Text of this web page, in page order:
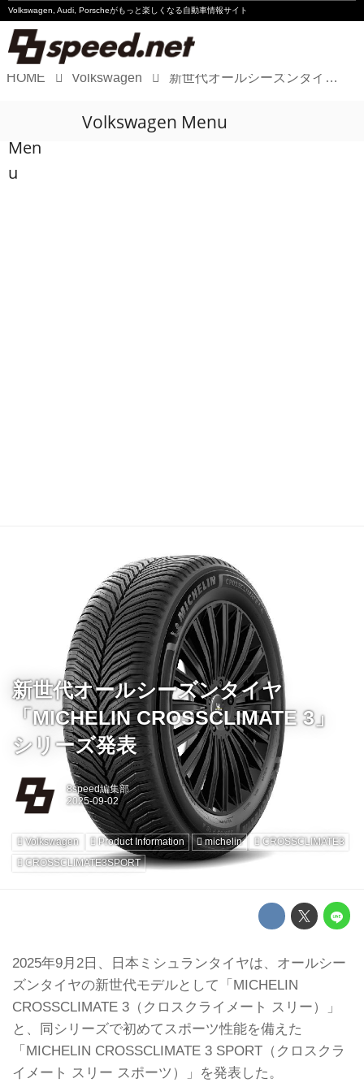
Volkswagen, Audi, Porscheがもっと楽しくなる自動車情報サイト
Audi
HOME Volkswagen 新世代オールシーズンタイヤ「MICHELIN CROSSCLIMATE 3」シリーズ発表
Men
u
Volkswagen Menu
新世代オールシーズンタイヤ
「MICHELIN CROSSCLIMATE 3」
シリーズ発表
8speed編集部
Volkswagen Product Information michelin
CROSSCLIMATE3
CROSSCLIMATE3SPORT
2025年9月2日、日本ミシュランタイヤは、オールシー
ズンタイヤの新世代モデルとして「MICHELIN
CROSSCLIMATE 3（クロスクライメート スリー）」
と、同シリーズで初めてスポーツ性能を備えた
「MICHELIN CROSSCLIMATE 3 SPORT（クロスクラ
イメート スリー スポーツ）」を発表した。